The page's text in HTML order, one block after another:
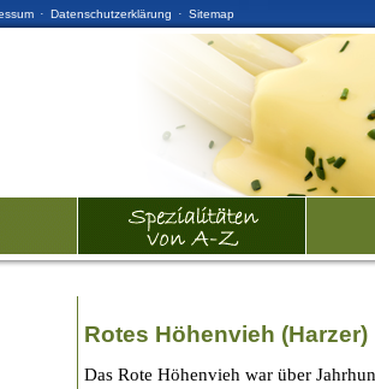
· Datenschutzerklärung · Sitemap
Rotes Höhenvieh (Harzer)
Das Rote Höhenvieh war über